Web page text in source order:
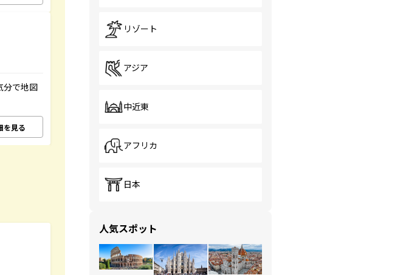
分で地図
を見る
リゾート
アジア
中近東
アフリカ
日本
人気スポット